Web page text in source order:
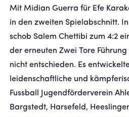
Mit Midian Guerra für Efe
in den zweiten Spielabschnitt. In
schob Salem Chettibi zum 4:2
der erneuten Zwei Tore
nicht entschieden. Es
leidenschaftliche und
Fussball Jugendförderverein
Bargstedt, Harsefeld,